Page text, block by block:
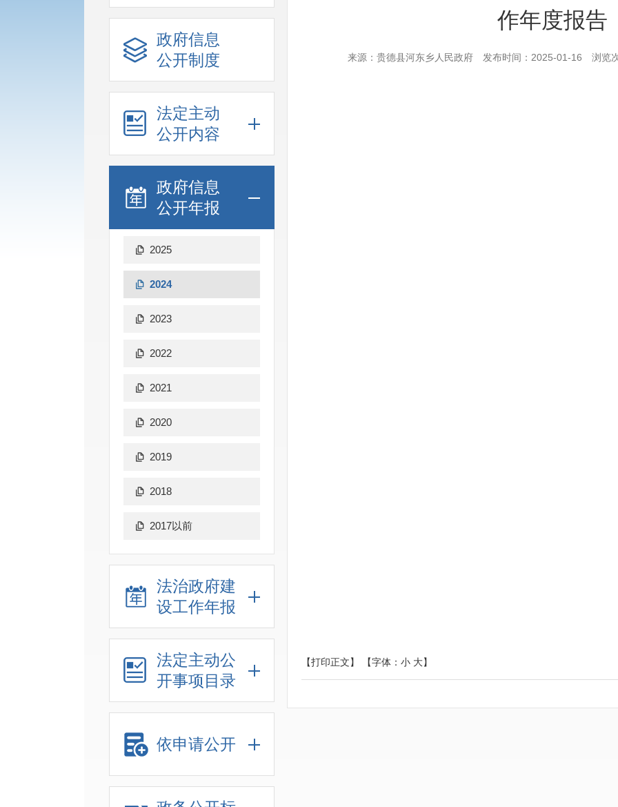
政府信息
公开制度
法定主动
公开内容
政府信息
公开年报
2025
2024
2023
2022
2021
2020
2019
2018
2017以前
法治政府建
设工作年报
法定主动公
开事项目录
依申请公开
作年度报告
来源：贵德县河东乡人民政府 发布时间：2025-01-16 浏览
【打印正文】 【字体： 小 大】